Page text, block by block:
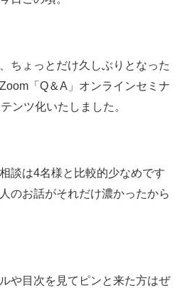
ちょっとだけ久しぶりとなった
「Q＆A」オンラインセミナ
ンツ化いたしました。
談は4名様と比較的少なめです
のお話がそれだけ濃かったから
や目次を見てピンと来た方はぜ